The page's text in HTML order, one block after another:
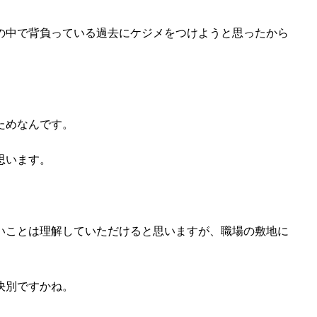
で背負っている過去にケジメをつけようと思ったから
なんです。
ます。
とは理解していただけると思いますが、職場の敷地に
ですかね。